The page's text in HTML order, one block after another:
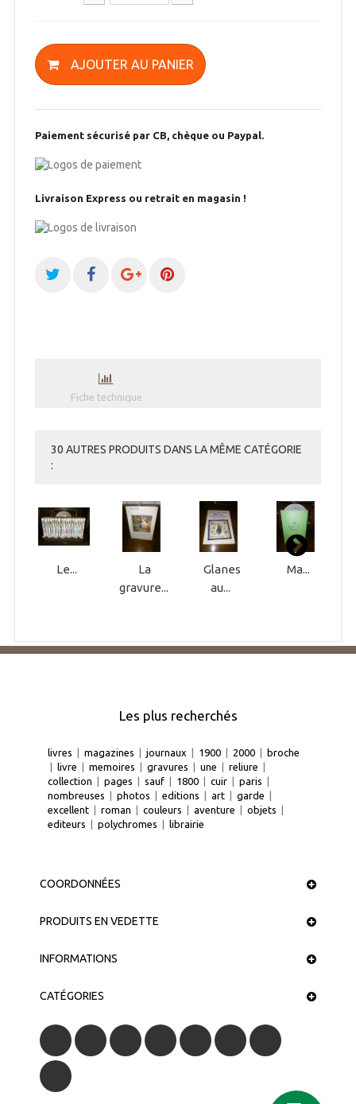
AJOUTER AU PANIER
Paiement sécurisé par CB, chèque ou Paypal.
Livraison Express ou retrait en magasin !
Fiche technique
30 AUTRES PRODUITS DANS LA MÊME CATÉGORIE
:
Le...
La
gravure...
Glanes
au...
Ma...
Les plus recherchés
livres | magazines | journaux | 1900 | 2000 | broche
| livre | memoires | gravures | une | reliure |
collection | pages | sauf | 1800 | cuir | paris |
nombreuses | photos | editions | art | garde |
excellent | roman | couleurs | aventure | objets |
editeurs | polychromes | librairie
COORDONNÉES
PRODUITS EN VEDETTE
INFORMATIONS
CATÉGORIES